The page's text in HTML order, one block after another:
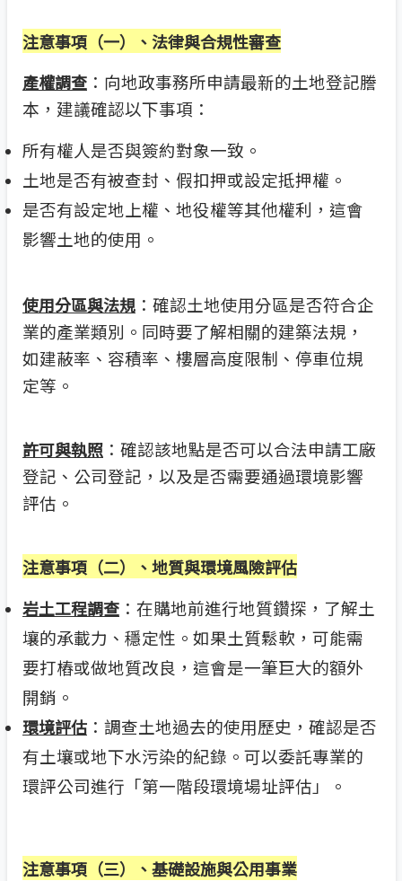
注意事項（一）、法律與合規性審查
產權調查 ：向地政事務所申請最新的土地登記謄
本，建議確認以下事項：
所有權人是否與簽約對象一致。
土地是否有被查封、假扣押或設定抵押權。
是否有設定地上權、地役權等其他權利，這會
影響土地的使用。
使用分區與法規 ：確認土地使用分區是否符合企
業的產業類別。同時要了解相關的建築法規，
如建蔽率、容積率、樓層高度限制、停車位規
定等。
許可與執照 ：確認該地點是否可以合法申請工廠
登記、公司登記，以及是否需要通過環境影響
評估。
注意事項（二）、地質與環境風險評估
岩土工程調查 ：在購地前進行地質鑽探，了解土
壤的承載力、穩定性。如果土質鬆軟，可能需
要打樁或做地質改良，這會是一筆巨大的額外
開銷。
環境評估 ：調查土地過去的使用歷史，確認是否
有土壤或地下水污染的紀錄。可以委託專業的
環評公司進行「第一階段環境場址評估」。
注意事項（三）、基礎設施與公用事業